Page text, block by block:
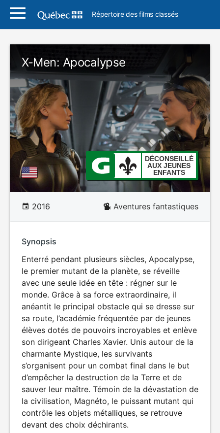
Répertoire des films classés
X-Men: Apocalypse
DÉCONSEILLÉ
AUX JEUNES
ENFANTS
2016 Aventures fantastiques
Synopsis
Enterré pendant plusieurs siècles, Apocalypse,
le premier mutant de la planète, se réveille
avec une seule idée en tête : régner sur le
monde. Grâce à sa force extraordinaire, il
anéantit le principal obstacle qui se dresse sur
sa route, l’académie fréquentée par de jeunes
élèves dotés de pouvoirs incroyables et enlève
son dirigeant Charles Xavier. Unis autour de la
charmante Mystique, les survivants
s’organisent pour un combat final dans le but
d’empêcher la destruction de la Terre et de
sauver leur maître. Témoin de la dévastation de
la civilisation, Magnéto, le puissant mutant qui
contrôle les objets métalliques, se retrouve
devant des choix déchirants.